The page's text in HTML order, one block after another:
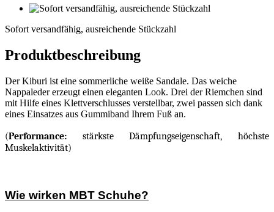
Sofort versandfähig, ausreichende Stückzahl
Produktbeschreibung
Der Kiburi ist eine sommerliche weiße Sandale. Das weiche
Nappaleder erzeugt einen eleganten Look. Drei der Riemchen sind
mit Hilfe eines Klettverschlusses verstellbar, zwei passen sich dank
eines Einsatzes aus Gummiband Ihrem Fuß an.
(Performance: stärkste Dämpfungseigenschaft, höchste
Muskelaktivität)
Wie wirken MBT Schuhe?